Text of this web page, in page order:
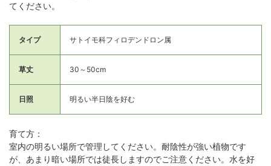
てください。
タイプ サトイモ科フィロデンドロン属
草丈 30～50cm
日照 明るい半日陰を好む
育て方：
室内の明るい場所で管理してください。耐陰性が強い植物です
が、あまり暗い場所では徒長しますのでご注意ください。水を好